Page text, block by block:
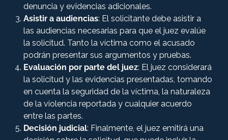
denuncia y evidencias adicionales.
Asistir a audiencias: El solicitante debe asistir a
las audiencias necesarias para que el juez evalúe
la solicitud. Tanto la víctima como el acusado
podrán presentar sus argumentos y pruebas.
Evaluación por parte del juez: El juez considerará
la solicitud y las evidencias presentadas, tomando
en cuenta la seguridad de la víctima, la naturaleza
de la violencia reportada y cualquier acuerdo
entre las partes.
Decisión judicial: Finalmente, el juez emitirá una